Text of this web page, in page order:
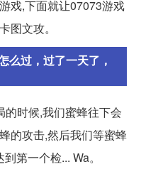
戏,下面就让07073游戏
图文攻。
么过，过了一天了，
的时候,我们蜜蜂往下会
的攻击,然后我们等蜜蜂
第一个检... Wa。